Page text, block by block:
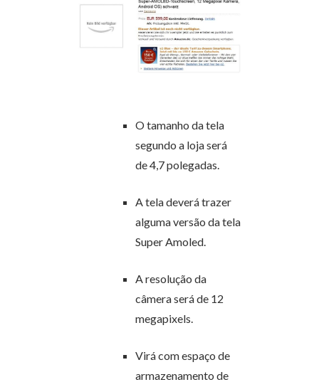
O tamanho da tela
segundo a loja será
de 4,7 polegadas.
A tela deverá trazer
alguma versão da tela
Super Amoled.
A resolução da
câmera será de 12
megapixels.
Virá com espaço de
armazenamento de